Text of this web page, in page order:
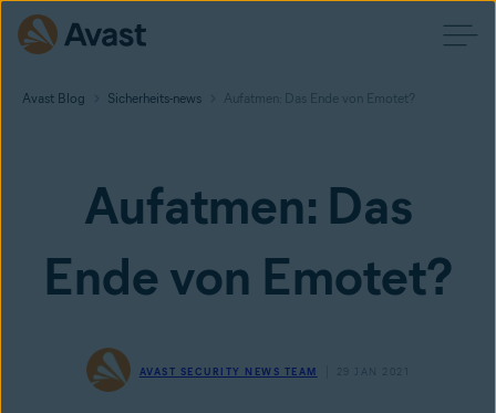
Avast Blog Sicherheits-news Aufatmen: Das Ende von Emotet?
Aufatmen: Das
Ende von Emotet?
AVAST SECURITY NEWS TEAM 29 JAN 2021